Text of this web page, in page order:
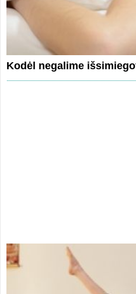
Kodėl negalime